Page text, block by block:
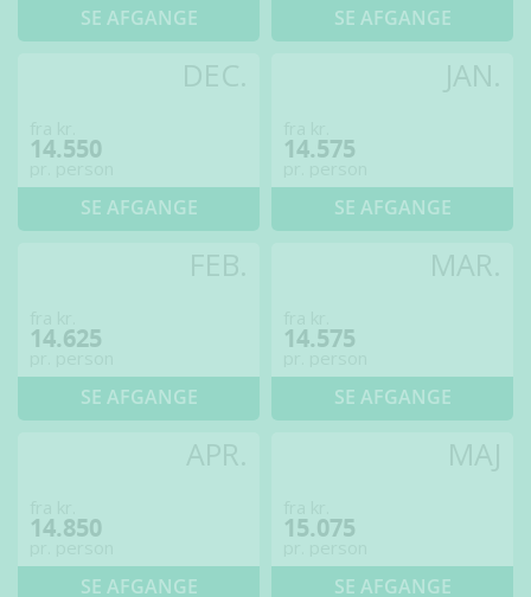
SE AFGANGE SE AFGANGE
14.550
SE AFGANGE
14.575
SE AFGANGE
14.625
SE AFGANGE
14.575
SE AFGANGE
14.850
SE AFGANGE
15.075
SE AFGANGE